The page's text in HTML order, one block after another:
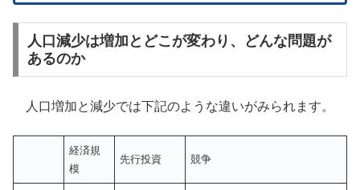
人口減少は増加とどこが変わり、どんな問題が
あるのか
人口増加と減少では下記のような違いがみられます。
経済規
模
先行投資 競争